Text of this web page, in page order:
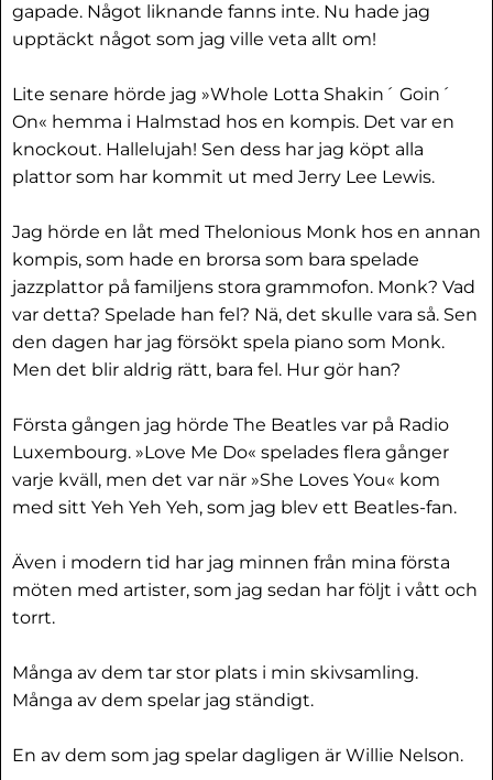
gapade. Något liknande fanns inte. Nu hade jag
upptäckt något som jag ville veta allt om!
Lite senare hörde jag »Whole Lotta Shakin´ Goin´
On« hemma i Halmstad hos en kompis. Det var en
knockout. Hallelujah! Sen dess har jag köpt alla
plattor som har kommit ut med Jerry Lee Lewis.
Jag hörde en låt med Thelonious Monk hos en annan
kompis, som hade en brorsa som bara spelade
jazzplattor på familjens stora grammofon. Monk? Vad
var detta? Spelade han fel? Nä, det skulle vara så. Sen
den dagen har jag försökt spela piano som Monk.
Men det blir aldrig rätt, bara fel. Hur gör han?
Första gången jag hörde The Beatles var på Radio
Luxembourg. »Love Me Do« spelades flera gånger
varje kväll, men det var när »She Loves You« kom
med sitt Yeh Yeh Yeh, som jag blev ett Beatles-fan.
Även i modern tid har jag minnen från mina första
möten med artister, som jag sedan har följt i vått och
torrt.
Många av dem tar stor plats i min skivsamling.
Många av dem spelar jag ständigt.
En av dem som jag spelar dagligen är Willie Nelson.